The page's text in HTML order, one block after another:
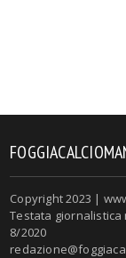
Copyright 2023 |
Testata giornalistica
8/2020